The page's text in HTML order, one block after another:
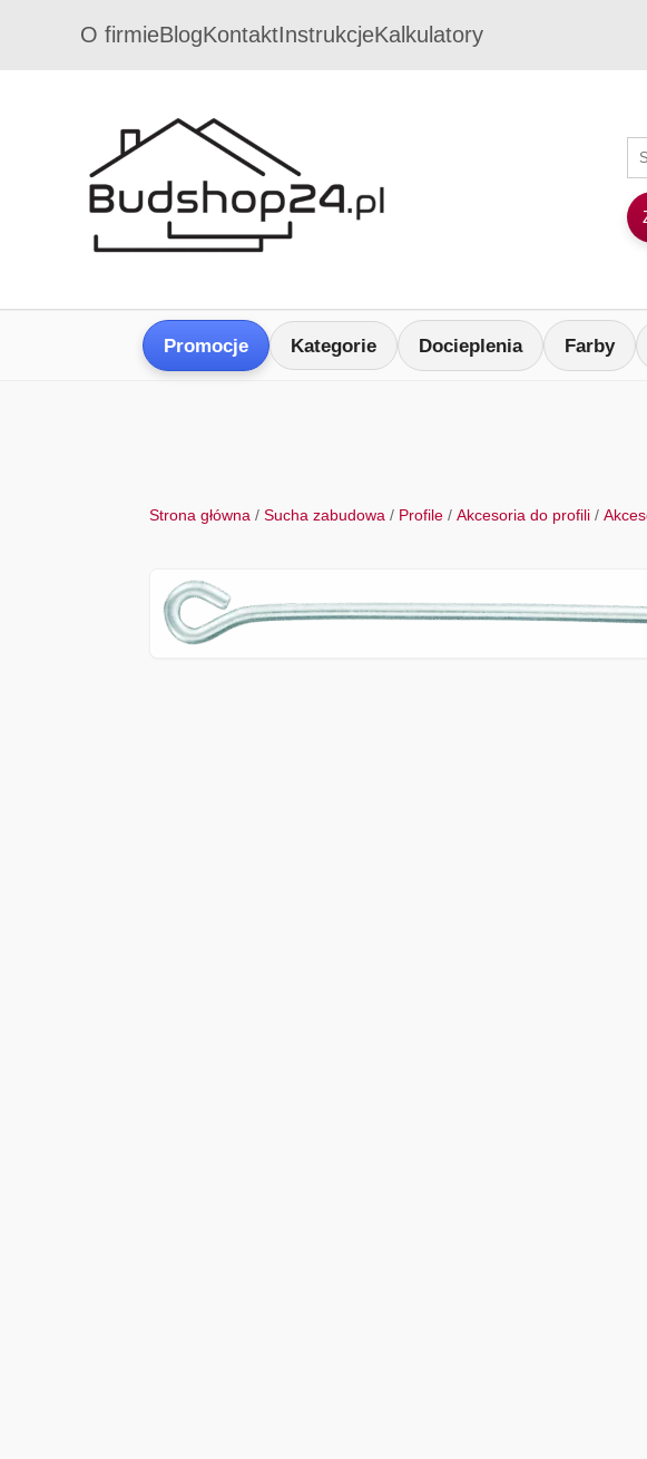
O firmieBlogKontaktInstrukcjeKalkulatory
Promocje Kategorie Docieplenia Farby
Strona główna /Sucha zabudowa / Profile /Akcesoria do profili /